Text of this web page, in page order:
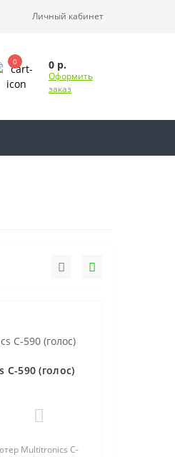
Личный кабинет
0 0 р.
Оформить
заказ
590 (голос)
Multitronics C-